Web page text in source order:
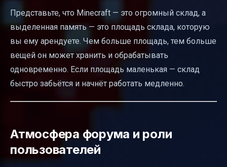
Представьте, что Minecraft — это огромный склад, а
выделенная память — это площадь склада, которую
вы ему арендуете. Чем больше площадь, тем больше
вещей он может хранить и обрабатывать
одновременно. Если площадь маленькая — склад
быстро забьётся и начнёт работать медленно.
Атмосфера форума и роли
пользователей